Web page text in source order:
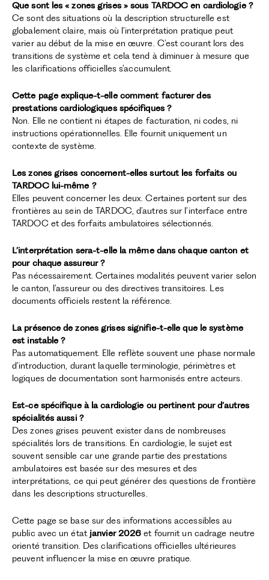
Que sont les « zones grises » sous TARDOC en cardiologie ?
Ce sont des situations où la description structurelle est
globalement claire, mais où l’interprétation pratique peut
varier au début de la mise en œuvre. C’est courant lors des
transitions de système et cela tend à diminuer à mesure que
les clarifications officielles s’accumulent.
Cette page explique-t-elle comment facturer des
prestations cardiologiques spécifiques ?
Non. Elle ne contient ni étapes de facturation, ni codes, ni
instructions opérationnelles. Elle fournit uniquement un
contexte de système.
Les zones grises concernent-elles surtout les forfaits ou
TARDOC lui-même ?
Elles peuvent concerner les deux. Certaines portent sur des
frontières au sein de TARDOC, d’autres sur l’interface entre
TARDOC et des forfaits ambulatoires sélectionnés.
L’interprétation sera-t-elle la même dans chaque canton et
pour chaque assureur ?
Pas nécessairement. Certaines modalités peuvent varier selon
le canton, l’assureur ou des directives transitoires. Les
documents officiels restent la référence.
La présence de zones grises signifie-t-elle que le système
est instable ?
Pas automatiquement. Elle reflète souvent une phase normale
d’introduction, durant laquelle terminologie, périmètres et
logiques de documentation sont harmonisés entre acteurs.
Est-ce spécifique à la cardiologie ou pertinent pour d’autres
spécialités aussi ?
Des zones grises peuvent exister dans de nombreuses
spécialités lors de transitions. En cardiologie, le sujet est
souvent sensible car une grande partie des prestations
ambulatoires est basée sur des mesures et des
interprétations, ce qui peut générer des questions de frontière
dans les descriptions structurelles.
Cette page se base sur des informations accessibles au
public avec un état janvier 2026 et fournit un cadrage neutre
orienté transition. Des clarifications officielles ultérieures
peuvent influencer la mise en œuvre pratique.